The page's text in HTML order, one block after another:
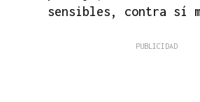
sensibles, contra sí